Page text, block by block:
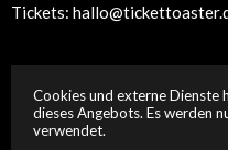
Tickets:
Cookies und externe Dienste
dieses Angebots. Es werden
verwendet.